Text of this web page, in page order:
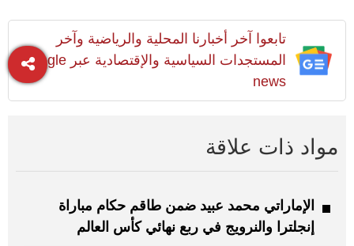
تابعوا آخر أخبارنا المحلية والرياضية وآخر
المستجدات السياسية والإقتصادية عبر Google
news
مواد ذات علاقة
الإماراتي محمد عبيد ضمن طاقم حكام مباراة
إنجلترا والنرويج في ربع نهائي كأس العالم